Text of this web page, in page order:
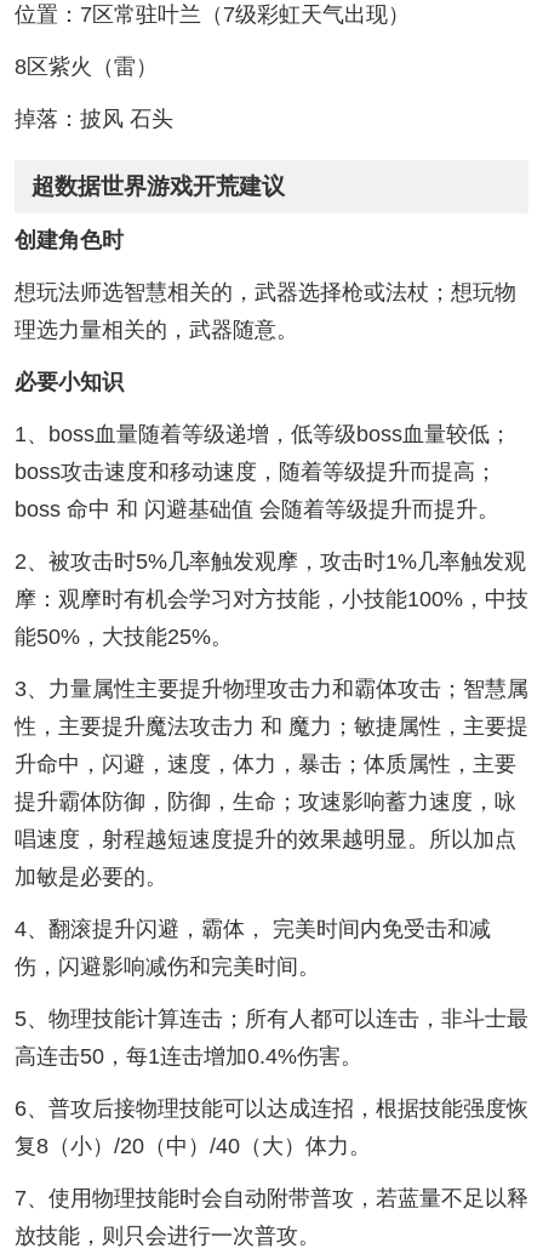
位置：7区常驻叶兰（7级彩虹天气出现）
8区紫火（雷）
掉落：披风 石头
超数据世界游戏开荒建议
创建角色时
想玩法师选智慧相关的，武器选择枪或法杖；想玩物
理选力量相关的，武器随意。
必要小知识
1、boss血量随着等级递增，低等级boss血量较低；
boss攻击速度和移动速度，随着等级提升而提高；
boss 命中 和 闪避基础值 会随着等级提升而提升。
2、被攻击时5%几率触发观摩，攻击时1%几率触发观
摩：观摩时有机会学习对方技能，小技能100%，中技
能50%，大技能25%。
3、力量属性主要提升物理攻击力和霸体攻击；智慧属
性，主要提升魔法攻击力 和 魔力；敏捷属性，主要提
升命中，闪避，速度，体力，暴击；体质属性，主要
提升霸体防御，防御，生命；攻速影响蓄力速度，咏
唱速度，射程越短速度提升的效果越明显。所以加点
加敏是必要的。
4、翻滚提升闪避，霸体， 完美时间内免受击和减
伤，闪避影响减伤和完美时间。
5、物理技能计算连击；所有人都可以连击，非斗士最
高连击50，每1连击增加0.4%伤害。
6、普攻后接物理技能可以达成连招，根据技能强度恢
复8（小）/20（中）/40（大）体力。
7、使用物理技能时会自动附带普攻，若蓝量不足以释
放技能，则只会进行一次普攻。